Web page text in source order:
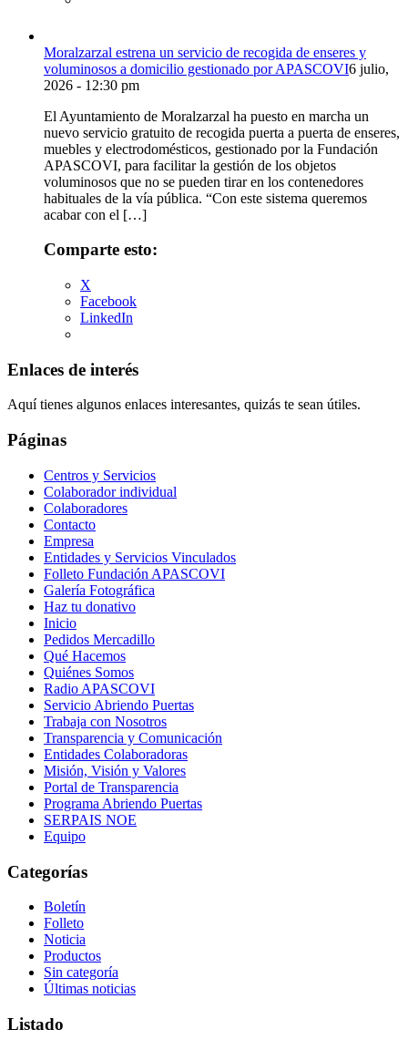
Moralzarzal estrena un servicio de recogida de enseres y
voluminosos a domicilio gestionado por APASCOVI6 julio,
2026 - 12:30 pm
El Ayuntamiento de Moralzarzal ha puesto en marcha un
nuevo servicio gratuito de recogida puerta a puerta de enseres,
muebles y electrodomésticos, gestionado por la Fundación
APASCOVI, para facilitar la gestión de los objetos
voluminosos que no se pueden tirar en los contenedores
habituales de la vía pública. “Con este sistema queremos
acabar con el […]
Comparte esto:
X
Facebook
LinkedIn
Enlaces de interés
Aquí tienes algunos enlaces interesantes, quizás te sean útiles.
Páginas
Centros y Servicios
Colaborador individual
Colaboradores
Contacto
Empresa
Entidades y Servicios Vinculados
Folleto Fundación APASCOVI
Galería Fotográfica
Haz tu donativo
Inicio
Pedidos Mercadillo
Qué Hacemos
Quiénes Somos
Radio APASCOVI
Servicio Abriendo Puertas
Trabaja con Nosotros
Transparencia y Comunicación
Entidades Colaboradoras
Misión, Visión y Valores
Portal de Transparencia
Programa Abriendo Puertas
SERPAIS NOE
Equipo
Categorías
Boletín
Folleto
Noticia
Productos
Sin categoría
Últimas noticias
Listado